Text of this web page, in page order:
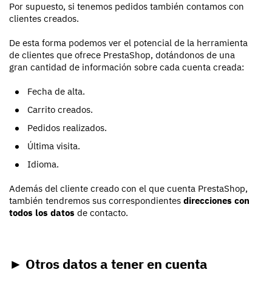
Por supuesto, si tenemos pedidos también contamos con
clientes creados.
De esta forma podemos ver el potencial de la herramienta
de clientes que ofrece PrestaShop, dotándonos de una
gran cantidad de información sobre cada cuenta creada:
Fecha de alta.
Carrito creados.
Pedidos realizados.
Última visita.
Idioma.
Además del cliente creado con el que cuenta PrestaShop,
también tendremos sus correspondientes direcciones con
todos los datos de contacto.
► Otros datos a tener en cuenta